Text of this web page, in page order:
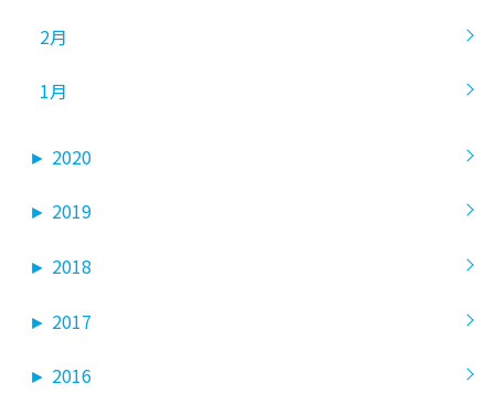
2月
1月
► 2020
► 2019
► 2018
► 2017
► 2016